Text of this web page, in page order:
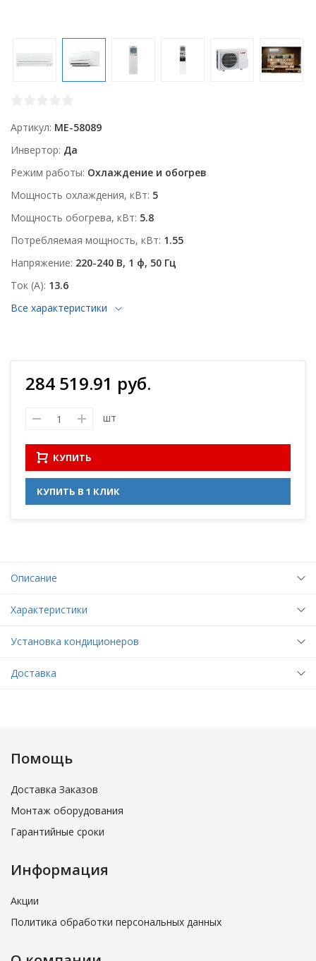
Артикул ME-58089
Инвертор Да
Режим работы Охлаждение и обогрев
Мощность охлаждения, кВт 5
Мощность обогрева, кВт 5.8
Потребляемая мощность, кВт 1.55
Напряжение 220-240 В, 1 ф, 50 Гц
Ток (А) 13.6
Все характеристики
284 519.91 руб.
шт
КУПИТЬ
КУПИТЬ В 1 КЛИК
Описание
Характеристики
Установка кондиционеров
Доставка
Помощь
Доставка Заказов
Монтаж оборудования
Гарантийные сроки
Информация
Акции
Политика обработки персональных данных